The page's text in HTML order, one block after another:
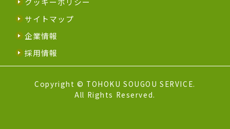
サイトマップ
企業情報
採用情報
Copyright © TOHOKU SOUGOU SERVICE.
All Rights Reserved.